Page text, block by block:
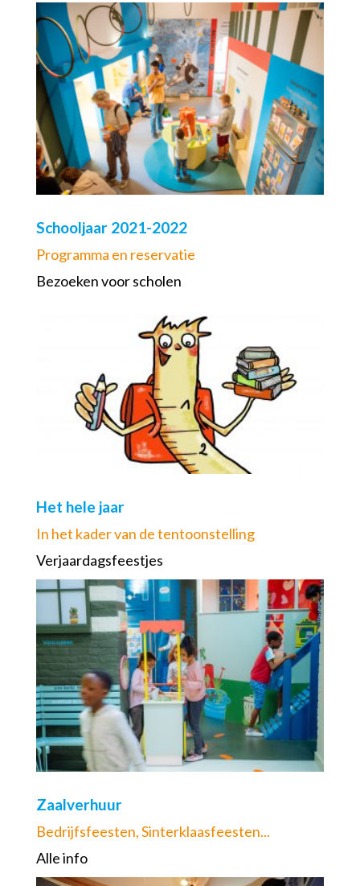
Schooljaar 2021-2022
Programma en reservatie
Bezoeken voor scholen
Het hele jaar
In het kader van de tentoonstelling
Verjaardagsfeestjes
Zaalverhuur
Bedrijfsfeesten, Sinterklaasfeesten...
Alle info